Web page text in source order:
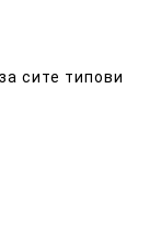
сите типови